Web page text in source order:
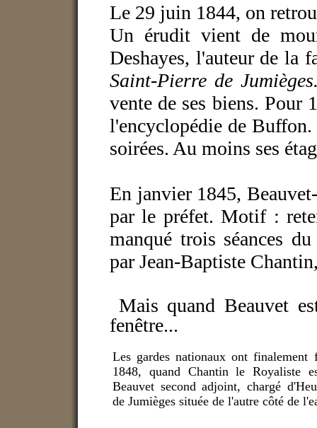
Le 29 juin 1844, on
Un érudit vient de
Deshayes, l'auteur de la
Saint-Pierre de
vente de ses biens. Pour
l'encyclopédie de
soirées. Au moins ses
En janvier 1845,
par le préfet. Motif :
manqué trois séances
par Jean-Baptiste
Mais quand Beauvet
fenêtre...
Les gardes nationaux ont
1848, quand Chantin le Royaliste
Beauvet second adjoint, chargé
de Jumièges située de l'autre côté de